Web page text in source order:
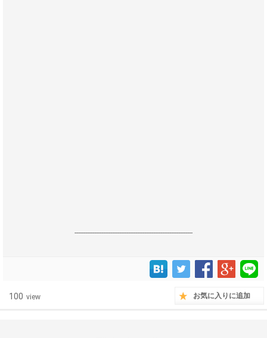
------------------------------------------------------------------
100 view お気に入りに追加